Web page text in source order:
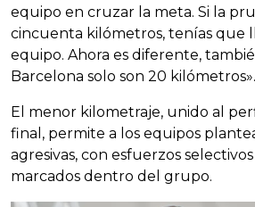
equipo en cruzar la meta. Si la
cincuenta kilómetros, tenías que
equipo. Ahora es diferente,
Barcelona solo son 20 kilómetros».
El menor kilometraje, unido al
final, permite a los equipos
agresivas, con esfuerzos
marcados dentro del grupo.